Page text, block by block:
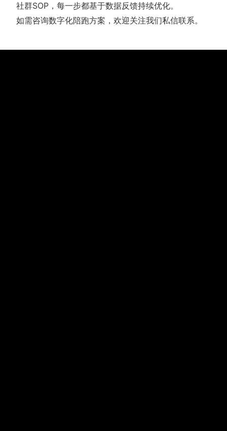
社群SOP，每一步都基于数据反馈持续优化。
如需咨询数字化陪跑方案，欢迎关注我们私信联系。